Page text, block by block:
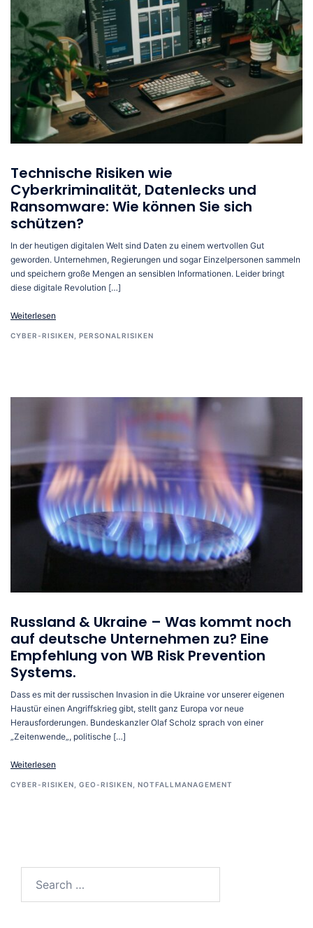
Technische Risiken wie
Cyberkriminalität, Datenlecks und
Ransomware: Wie können Sie sich
schützen?
In der heutigen digitalen Welt sind Daten zu einem wertvollen Gut
geworden. Unternehmen, Regierungen und sogar Einzelpersonen sammeln
und speichern große Mengen an sensiblen Informationen. Leider bringt
diese digitale Revolution […]
Weiterlesen
CYBER-RISIKEN PERSONALRISIKEN
Russland & Ukraine – Was kommt noch
auf deutsche Unternehmen zu? Eine
Empfehlung von WB Risk Prevention
Systems.
Dass es mit der russischen Invasion in die Ukraine vor unserer eigenen
Haustür einen Angriffskrieg gibt, stellt ganz Europa vor neue
Herausforderungen. Bundeskanzler Olaf Scholz sprach von einer
„Zeitenwende„, politische […]
Weiterlesen
CYBER-RISIKEN GEO-RISIKEN NOTFALLMANAGEMENT